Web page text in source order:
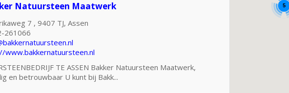
Natuursteen Maatwerk
7 , 9407 TJ, Assen
261066
www.bakkernatuursteen.nl
TE ASSEN Bakker Natuursteen Maatwerk,
en betrouwbaar U kunt bij Bakk...
5